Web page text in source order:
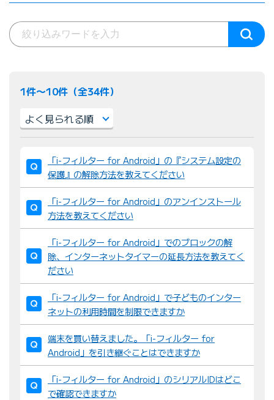
1件〜10件（全34件）
び
替
え
：
「i-フィルター for Android」の『システム設定の
保護』の解除方法を教えてください
「i-フィルター for Android」のアンインストール
方法を教えてください
「i-フィルター for Android」でのブロックの解
除、インターネットタイマーの延長方法を教えてく
ださい
「i-フィルター for Android」で子どものインター
ネットの利用時間を制限できますか
端末を買い替えました。「i-フィルター for
Android」を引き継ぐことはできますか
「i-フィルター for Android」のシリアルIDはどこ
で確認できますか